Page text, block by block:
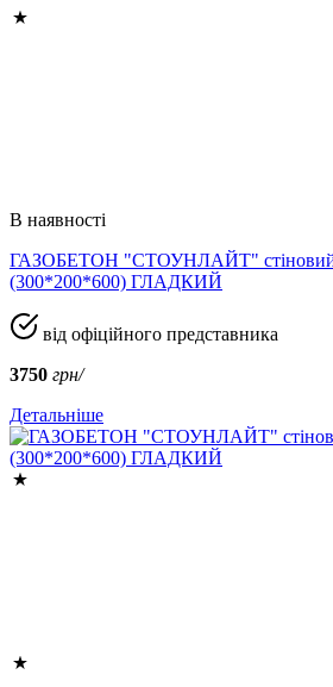
В наявності
ГАЗОБЕТОН "СТОУНЛАЙТ"
(300*200*600) ГЛАДКИЙ
від офіційного представника
3750 грн/
Детальніше